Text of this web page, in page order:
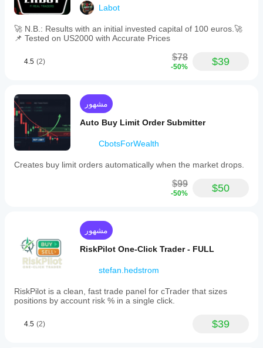
buttons
for
Buy,
Sell,
Close
Risk-
Free
actions.
The
bot
offers
adjustable
reward
operates
on
all
timeframes
symbols
with
user-
Labot
🚀 N.B.: Results with an initial invested capital of 100 euros.🚀
📌 Tested on US2000 with Accurate Prices
4.5 (2) $78
-50% $39
مشهور
Auto Buy Limit Order Submitter
CbotsForWealth
Creates buy limit orders automatically when the market drops.
$99
-50% $50
مشهور
RiskPilot One-Click Trader - FULL
stefan.hedstrom
RiskPilot is a clean, fast trade panel for cTrader that sizes
positions by account risk % in a single click.
4.5 (2) $39